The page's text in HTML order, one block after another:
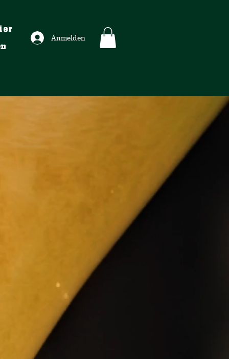
Anmelden